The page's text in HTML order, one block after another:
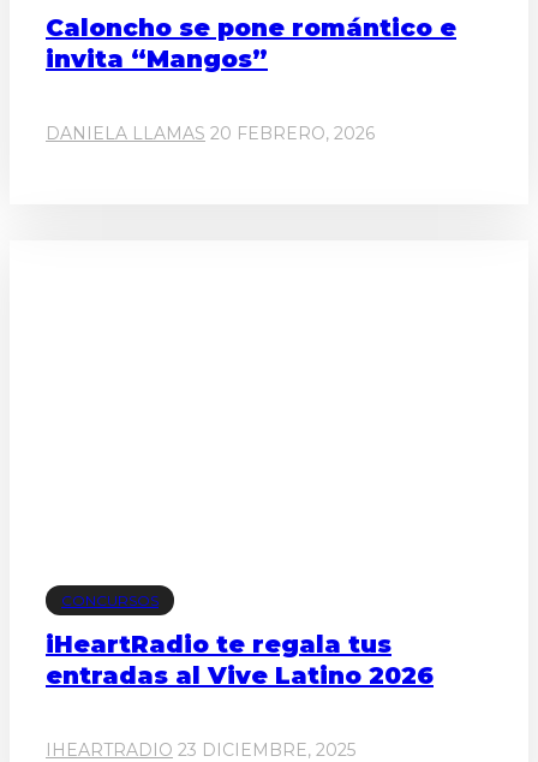
Caloncho se pone romántico e
invita “Mangos”
DANIELA LLAMAS 20 FEBRERO, 2026
CONCURSOS
iHeartRadio te regala tus
entradas al Vive Latino 2026
IHEARTRADIO 23 DICIEMBRE, 2025